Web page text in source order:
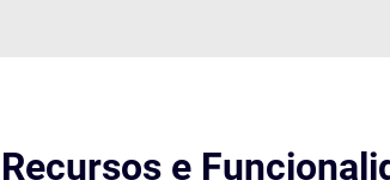
Recursos e